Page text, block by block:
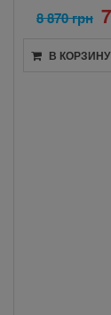
8 870 грн
В КОРЗИНУ